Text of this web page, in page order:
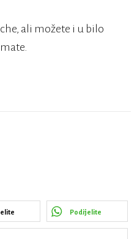
ali možete i u bilo
Podijelite